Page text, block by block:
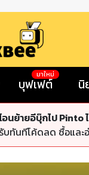
บุฟเฟต์
มาใหม่
นิ
อนย้ายอีบุ๊กไป Pinto
รับทันทีโค้ดลด ซื้อและ